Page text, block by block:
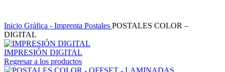
Inicio Gráfica - Imprenta Postales POSTALES COLOR –
DIGITAL
IMPRESIÓN DIGITAL
Regresar a los productos